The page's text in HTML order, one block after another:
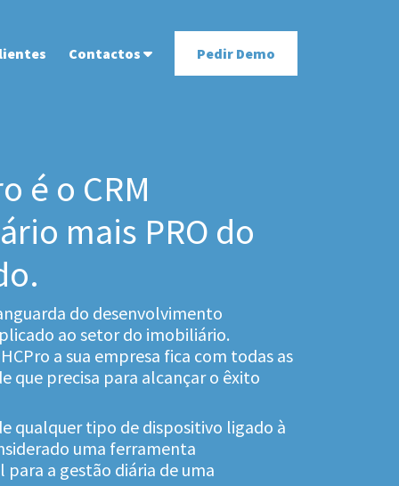
Contactos Pedir Demo
é o CRM
mais PRO do
do desenvolvimento
ao setor do imobiliário.
a sua empresa fica com todas as
que precisa para alcançar o êxito
qualquer tipo de dispositivo ligado à
uma ferramenta
para a gestão diária de uma